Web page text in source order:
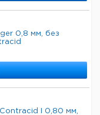
0,8 мм, без
I 0,80 мм,